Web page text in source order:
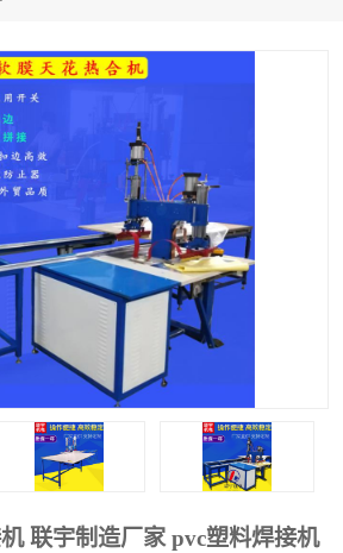
联宇制造厂家 pvc塑料焊接机
自动超声波打片成型机
海绵产品成型机